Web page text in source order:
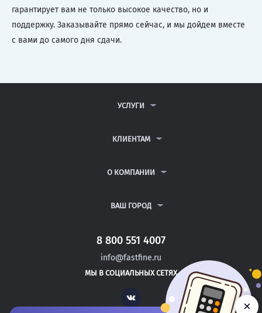
гарантирует вам не только высокое качество, но и
поддержку. Заказывайте прямо сейчас, и мы дойдем вместе
с вами до самого дня сдачи.
УСЛУГИ
ДИПЛОМНЫЕ РАБОТЫ
РЕФЕРАТЫ
КЛИЕНТАМ
ВОПРОСЫ И ОТВЕТЫ
ПОЛИТИКА КОНФИДЕНЦИАЛЬНОСТИ
О КОМПАНИИ
КОНТАКТЫ
ВАШ ГОРОД
САНКТ-ПЕТЕРБУРГ
ПОЛЕССК
СЕВЕРСК
8 800 551 4007
info@fastfine.ru
МЫ В СОЦИАЛЬНЫХ СЕТЯХ
Vk ×